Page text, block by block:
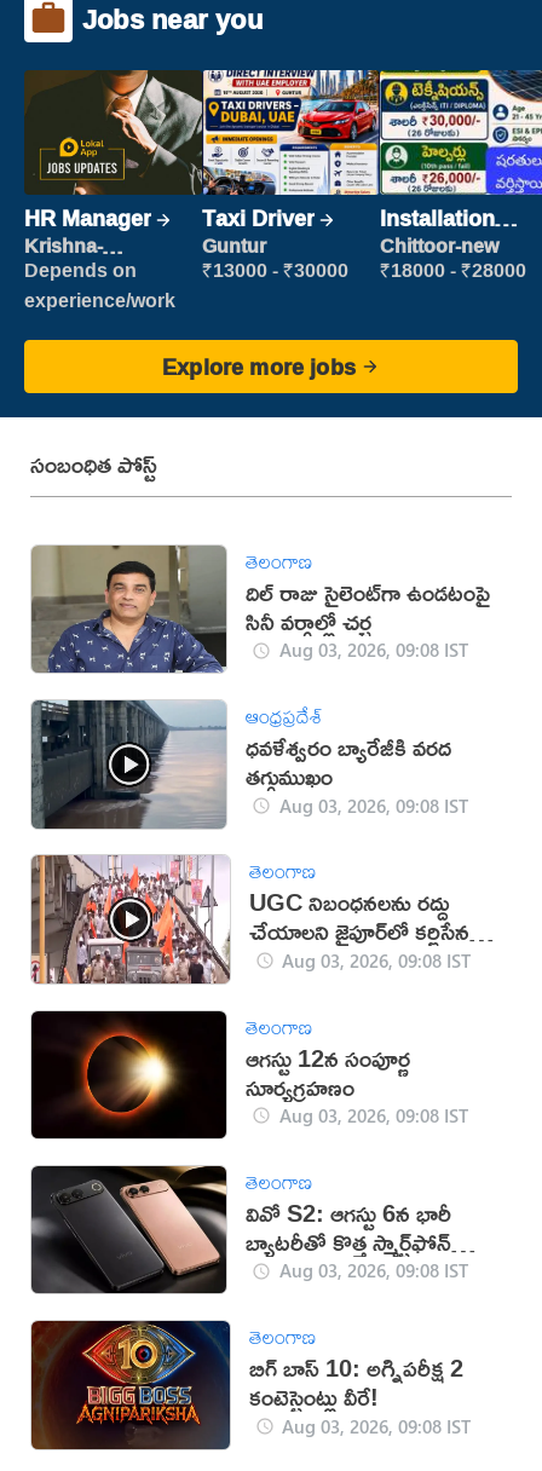
Jobs near you
HR Manager
Krishna-
vijayawada
Depends on
experience/work
Taxi Driver
Guntur
₹13000 - ₹30000
Installation
Engineer/
Helper
Chittoor-new
₹18000 - ₹28000
Explore more jobs
సంబంధిత పోస్ట్
తెలంగాణ
దిల్‌ రాజు సైలెంట్‌గా ఉండటంపై
సినీ వర్గాల్లో చర్చ
Aug 03, 2026, 09:08 IST
ఆంధ్రప్రదేశ్
ధవళేశ్వరం బ్యారేజీకి వరద
తగ్గుముఖం
Aug 03, 2026, 09:08 IST
తెలంగాణ
UGC నిబంధనలను రద్దు
చేయాలని జైపూర్‌లో కర్ణిసేన
నిరసన (వీడియో)
Aug 03, 2026, 09:08 IST
తెలంగాణ
ఆగస్టు 12న సంపూర్ణ
సూర్యగ్రహణం
Aug 03, 2026, 09:08 IST
తెలంగాణ
వివో S2: ఆగస్టు 6న భారీ
బ్యాటరీతో కొత్త స్మార్ట్‌ఫోన్
లాంచ్Aug 03, 2026, 09:08 IST
తెలంగాణ
బిగ్ బాస్ 10: అగ్నిపరీక్ష 2
కంటెస్టెంట్లు వీరే!
Aug 03, 2026, 09:08 IST